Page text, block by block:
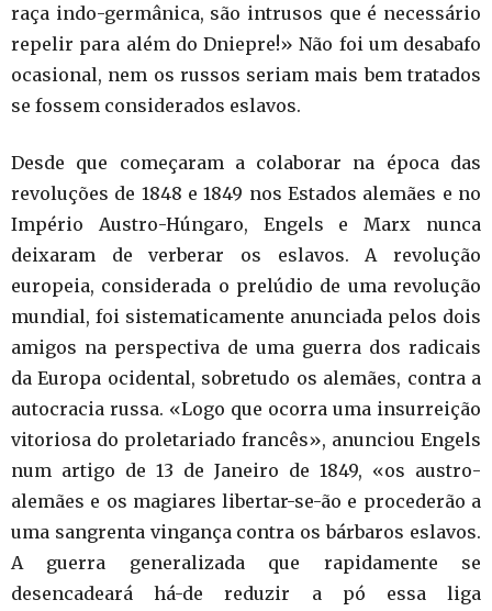
raça indo-germânica, são intrusos que é necessário
repelir para além do Dniepre!» Não foi um desabafo
ocasional, nem os russos seriam mais bem tratados
se fossem considerados eslavos.
Desde que começaram a colaborar na época das
revoluções de 1848 e 1849 nos Estados alemães e no
Império Austro-Húngaro, Engels e Marx nunca
deixaram de verberar os eslavos. A revolução
europeia, considerada o prelúdio de uma revolução
mundial, foi sistematicamente anunciada pelos dois
amigos na perspectiva de uma guerra dos radicais
da Europa ocidental, sobretudo os alemães, contra a
autocracia russa. «Logo que ocorra uma insurreição
vitoriosa do proletariado francês», anunciou Engels
num artigo de 13 de Janeiro de 1849, «os austro-
alemães e os magiares libertar-se-ão e procederão a
uma sangrenta vingança contra os bárbaros eslavos.
A guerra generalizada que rapidamente se
desencadeará há-de reduzir a pó essa liga